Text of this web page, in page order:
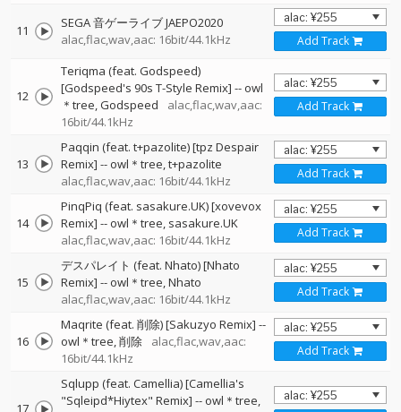
11
SEGA 音ゲーライブ JAEPO2020
alac,flac,wav,aac: 16bit/44.1kHz
Add Track
12
Teriqma (feat. Godspeed)
[Godspeed's 90s T-Style Remix] -- owl
＊tree Godspeed
alac,flac,wav,aac:
16bit/44.1kHz
Add Track
13
Paqqin (feat. t+pazolite) [tpz Despair
Remix] -- owl＊tree t+pazolite
alac,flac,wav,aac: 16bit/44.1kHz
Add Track
14
PinqPiq (feat. sasakure.UK) [xovevox
Remix] -- owl＊tree sasakure.UK
alac,flac,wav,aac: 16bit/44.1kHz
Add Track
15
デスパレイト (feat. Nhato) [Nhato
Remix] -- owl＊tree Nhato
alac,flac,wav,aac: 16bit/44.1kHz
Add Track
16
Maqrite (feat. 削除) [Sakuzyo Remix] --
owl＊tree 削除
alac,flac,wav,aac:
16bit/44.1kHz
Add Track
17
Sqlupp (feat. Camellia) [Camellia's
"Sqleipd*Hiytex" Remix] -- owl＊tree